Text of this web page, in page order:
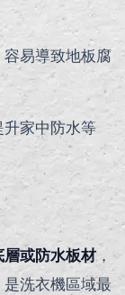
易導致地板腐
升家中防水等
或防水板材，
洗衣機區域最